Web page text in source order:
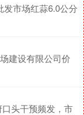
发市场红蒜6.0公分
建设有限公司价
头干预频发，市